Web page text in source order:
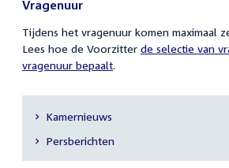
Vragenuur
Tijdens het vragenuur komen maximaal
Lees hoe de Voorzitter de selectie van
vragenuur bepaalt.
Secundaire
navigatie
Kamernieuws
Persberichten